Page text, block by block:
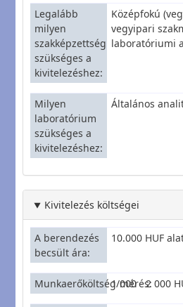
Legalább
milyen
szakképzettség
szükséges a
kivitelezéshez
Középfokú
vegyipari
laboratóriumi
Milyen
laboratórium
szükséges a
kivitelezéshez
Általános
Kivitelezés költségei
A berendezés
becsült ára
10.000 HUF
Munkaerőköltség/mérés
1 000 - 2 000